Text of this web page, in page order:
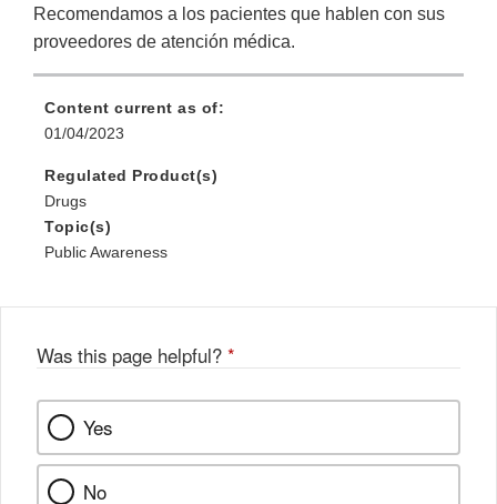
Recomendamos a los pacientes que hablen con sus
proveedores de atención médica.
Content current as of:
01/04/2023
Regulated Product(s)
Drugs
Topic(s)
Public Awareness
Was this page helpful? *
Yes
No